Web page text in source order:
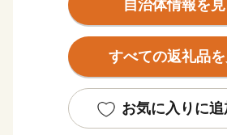
ンに全国各地からたくさんの方が見
読書活動も盛んで、全国に先駆けて
ート事業など、読書のまちづくりに
豊かな水資源を求め、大手ビール工
北海道工場）など食品関連企業の立
自治体情報を
すべての返礼品
お気に入りに追